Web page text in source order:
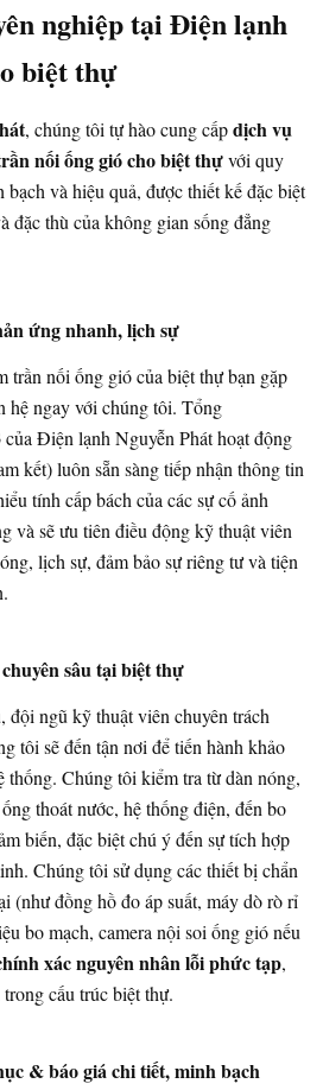
nghiệp tại Điện lạnh
biệt thự
, chúng tôi tự hào cung cấpdịch vụ
nối ống gió cho biệt thựvới quy
và hiệu quả, được thiết kế đặc biệt
đặc thù của không gian sống đẳng
ứng nhanh, lịch sự
trần nối ống gió của biệt thự bạn gặp
hệ ngay với chúng tôi. Tổng
của Điện lạnh Nguyễn Phát hoạt động
kết) luôn sẵn sàng tiếp nhận thông tin
tính cấp bách của các sự cố ảnh
và sẽ ưu tiên điều động kỹ thuật viên
lịch sự, đảm bảo sự riêng tư và tiện
sâu tại biệt thự
đội ngũ kỹ thuật viên chuyên trách
tôi sẽ đến tận nơi để tiến hành khảo
thống. Chúng tôi kiểm tra từ dàn nóng,
thoát nước, hệ thống điện, đến bo
biến, đặc biệt chú ý đến sự tích hợp
Chúng tôi sử dụng các thiết bị chẩn
(như đồng hồ đo áp suất, máy dò rò rỉ
bo mạch, camera nội soi ống gió nếu
xác nguyên nhân lỗi phức tạp,
cấu trúc biệt thự.
& báo giá chi tiết, minh bạch